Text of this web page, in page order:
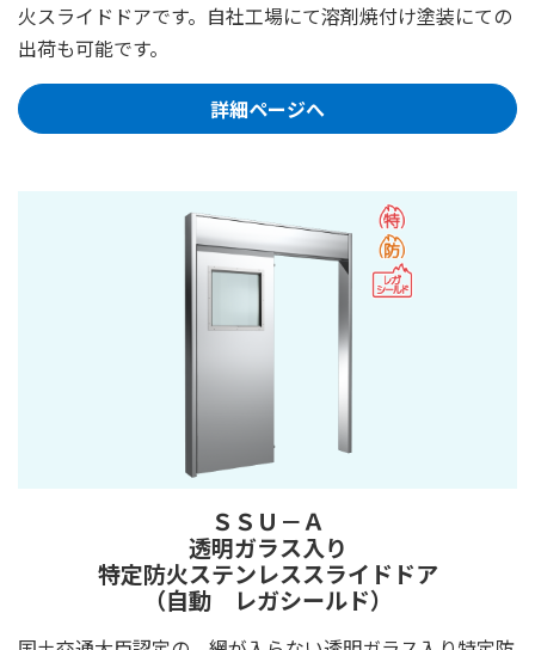
火スライドドアです。自社工場にて溶剤焼付け塗装にての
出荷も可能です。
詳細ページへ
ＳＳＵ－Ａ
透明ガラス入り
特定防火ステンレススライドドア
（自動 レガシールド）